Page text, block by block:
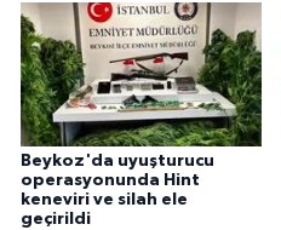
Beykoz'da uyuşturucu
operasyonunda Hint
keneviri ve silah ele
geçirildi